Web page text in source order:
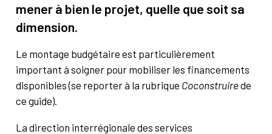
mener à bien le projet, quelle que soit sa
dimension.
Le montage budgétaire est particulièrement
important à soigner pour mobiliser les financements
disponibles (se reporter à la rubrique Coconstruirede
ce guide).
La direction interrégionale des services
À propos Contact